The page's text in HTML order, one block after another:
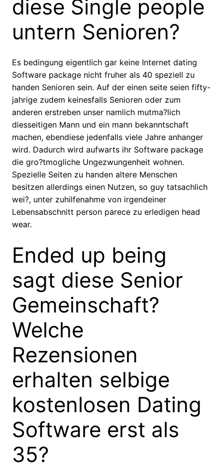
diese Single people
untern Senioren?
Es bedingung eigentlich gar keine Internet dating
Software package nicht fruher als 40 speziell zu
handen Senioren sein. Auf der einen seite seien fifty-
jahrige zudem keinesfalls Senioren oder zum
anderen erstreben unser namlich mutma?lich
diesseitigen Mann und ein mann bekanntschaft
machen, ebendiese jedenfalls viele Jahre anhanger
wird. Dadurch wird aufwarts ihr Software package
die gro?tmogliche Ungezwungenheit wohnen.
Spezielle Seiten zu handen altere Menschen
besitzen allerdings einen Nutzen, so guy tatsachlich
wei?, unter zuhilfenahme von irgendeiner
Lebensabschnitt person parece zu erledigen head
wear.
Ended up being
sagt diese Senior
Gemeinschaft?
Welche
Rezensionen
erhalten selbige
kostenlosen Dating
Software erst als
35?